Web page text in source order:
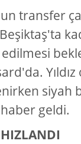
transfer
siyah
geldi.